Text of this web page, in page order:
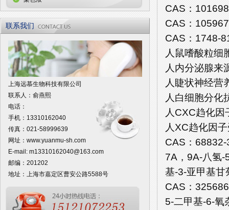
联系我们
上海远慕生物科技有限公司
联系人：俞燕熙
电话：
手机：13310162040
传真：021-58999639
网址： www.yuanmu-sh.com
E-mail: m13310162040@163.com
邮编：201202
地址：上海市嘉定区曹安公路5588号
CAS：
CAS：
CAS：1748-
人鼠嗜酸粒细
人内分泌腺来
人睫状神经营
人白细胞分化
人CXC趋化
人XC趋化因
CAS：
7A，9A-八氢-
基-3-亚甲基
CAS：
5-二甲基-6-氧